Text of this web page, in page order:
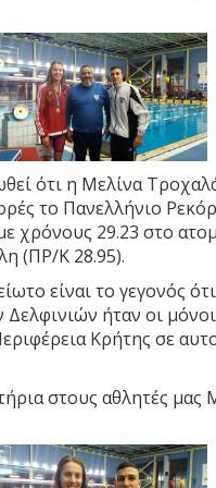
ότι η Μελίνα
το Πανελλήνιο
χρόνους 29.23 στο
(ΠΡ/Κ 28.95).
είναι το γεγονός
ήταν οι
Κρήτης σε
στους αθλητές μας